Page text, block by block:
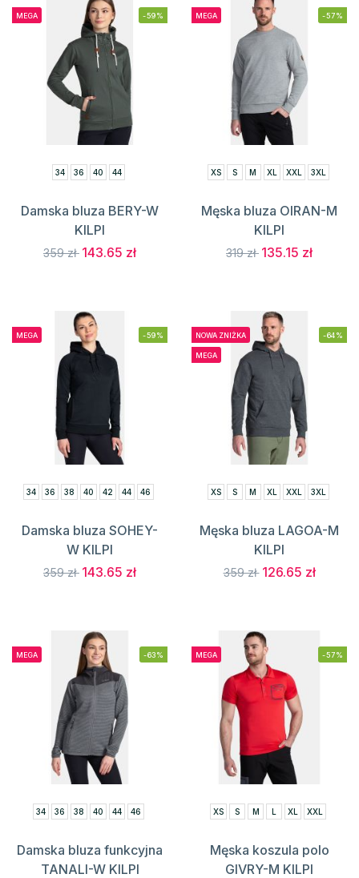
MEGA -59%
34 36 40 44
Damska bluza BERY-W
KILPI
359 zł 143.65 zł
MEGA -57%
XS S M XL XXL 3XL
Męska bluza OIRAN-M
KILPI
319 zł 135.15 zł
MEGA -59%
34 36 38 40 42 44 46
Damska bluza SOHEY-
W KILPI
359 zł 143.65 zł
NOWA ZNIŻKA
MEGA
-64%
XS S M XL XXL 3XL
Męska bluza LAGOA-M
KILPI
359 zł 126.65 zł
MEGA -63%
34 36 38 40 44 46
Damska bluza funkcyjna
TANALI-W KILPI
MEGA -57%
XS S M L XL XXL
Męska koszula polo
GIVRY-M KILPI